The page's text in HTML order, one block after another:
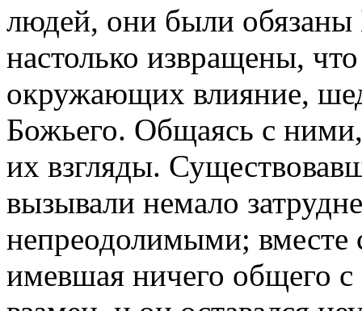
людей, они были
настолько извращены,
окружающих влияние,
Божьего. Общаясь с
их взгляды.
вызывали немало
непреодолимыми; вместе
имевшая ничего общего с